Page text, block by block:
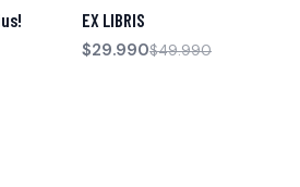
EX LIBRIS
$29.990$49.990